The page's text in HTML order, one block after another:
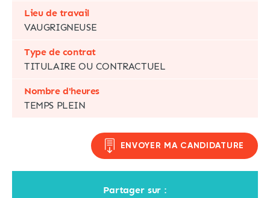
Lieu de travail
VAUGRIGNEUSE
Type de contrat
TITULAIRE OU CONTRACTUEL
Nombre d'heures
TEMPS PLEIN
ENVOYER MA CANDIDATURE
Partager sur :